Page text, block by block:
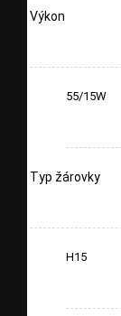
Výkon
55/15W
Typ žárovky
H15